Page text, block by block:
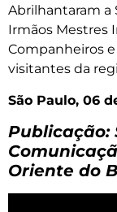
Abrilhantaram a
Irmãos Mestres
Companheiros
visitantes da
São Paulo, 06
Publicação:
Oriente do